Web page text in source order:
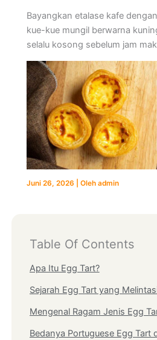
Bayangkan etalase kafe
kue-kue mungil berwarna
selalu kosong sebelum jam
Juni 26, 2026 | Oleh admin
Table Of Contents
Apa Itu Egg Tart?
Sejarah Egg Tart yang
Mengenal Ragam Jenis Egg
Bedanya Portuguese Egg Tart